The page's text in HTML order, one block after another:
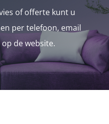
of offerte kunt u
per telefoon, email
de website.